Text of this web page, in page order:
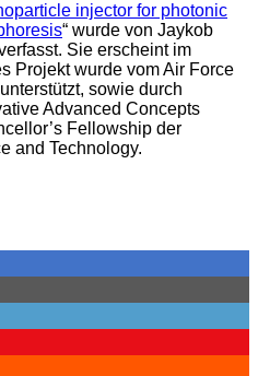
injector for photonic
“ wurde von Jaykob
Sie erscheint im
Projekt wurde vom Air Force
sowie durch
Advanced Concepts
Fellowship der
and Technology.